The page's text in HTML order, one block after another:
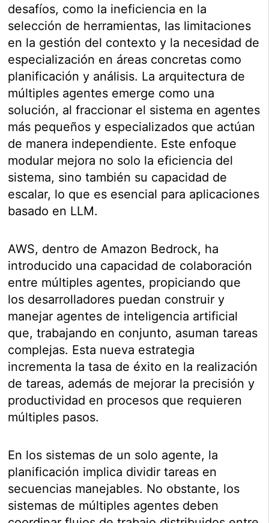
desafíos, como la ineficiencia en la
selección de herramientas, las limitaciones
en la gestión del contexto y la necesidad de
especialización en áreas concretas como
planificación y análisis. La arquitectura de
múltiples agentes emerge como una
solución, al fraccionar el sistema en agentes
más pequeños y especializados que actúan
de manera independiente. Este enfoque
modular mejora no solo la eficiencia del
sistema, sino también su capacidad de
escalar, lo que es esencial para aplicaciones
basado en LLM.
AWS, dentro de Amazon Bedrock, ha
introducido una capacidad de colaboración
entre múltiples agentes, propiciando que
los desarrolladores puedan construir y
manejar agentes de inteligencia artificial
que, trabajando en conjunto, asuman tareas
complejas. Esta nueva estrategia
incrementa la tasa de éxito en la realización
de tareas, además de mejorar la precisión y
productividad en procesos que requieren
múltiples pasos.
En los sistemas de un solo agente, la
planificación implica dividir tareas en
secuencias manejables. No obstante, los
sistemas de múltiples agentes deben